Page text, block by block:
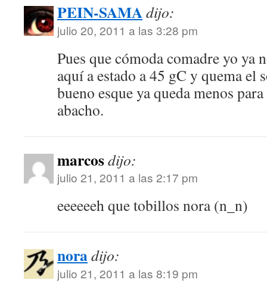
PEIN-SAMAdijo:
julio 20, 2011 a las 3:28 pm
Pues que cómoda comadre yo ya
aquí a estado a 45 gC y quema el
bueno esque ya queda menos
abacho.
marcosdijo:
julio 21, 2011 a las 2:17 pm
eeeeeeh que tobillos nora (n_n)
noradijo:
julio 21, 2011 a las 8:19 pm